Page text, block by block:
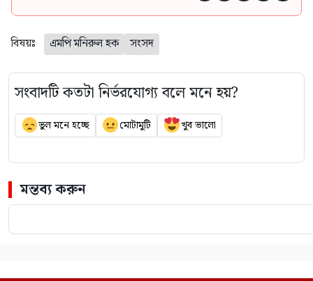
বিষয়ঃ এমপি মনিরুল হক সংসদ
সংবাদটি কতটা নির্ভরযোগ্য বলে মনে হয়?
ভুল মনে হচ্ছে মোটামুটি খুব ভালো
মন্তব্য করুন